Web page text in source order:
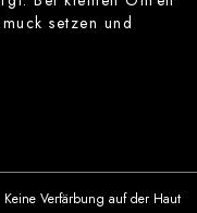
setzen und
Keine Verfärbung auf der Haut